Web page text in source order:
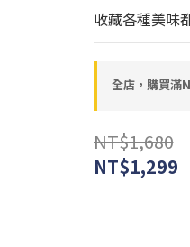
收藏各種美味
全店，購買滿
NT$1,680
NT$1,299